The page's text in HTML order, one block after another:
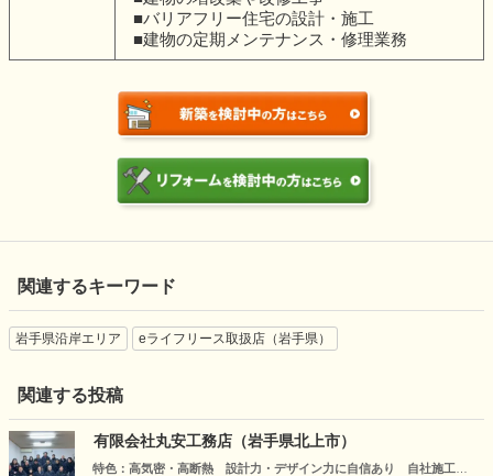
■バリアフリー住宅の設計・施工
■建物の定期メンテナンス・修理業務
関連するキーワード
岩手県沿岸エリア eライフリース取扱店（岩手県）
関連する投稿
有限会社丸安工務店（岩手県北上市）
特色：高気密・高断熱 設計力・デザイン力に自信あり 自社施工